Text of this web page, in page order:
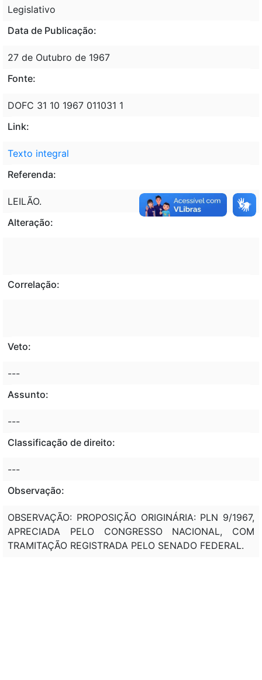
Legislativo
Data de Publicação:
27 de Outubro de 1967
Fonte:
DOFC 31 10 1967 011031 1
Link:
Texto integral
Referenda:
LEILÃO.
Alteração:
Correlação:
Veto:
---
Assunto:
---
Classificação de direito:
---
Observação:
OBSERVAÇÃO: PROPOSIÇÃO ORIGINÁRIA: PLN 9/1967,
APRECIADA PELO CONGRESSO NACIONAL, COM
TRAMITAÇÃO REGISTRADA PELO SENADO FEDERAL.